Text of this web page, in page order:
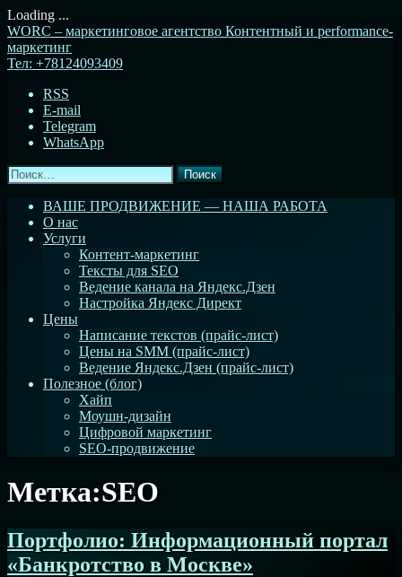
Loading ...
Перейти
к
содержимому
WORC – маркетинговое агентство Контентный и performance-
маркетинг
Тел: +78124093409
RSS
E-mail
Telegram
WhatsApp
Найти:
ВАШЕ ПРОДВИЖЕНИЕ — НАША РАБОТА
О нас
Услуги
Контент-маркетинг
Тексты для SEO
Ведение канала на Яндекс.Дзен
Настройка Яндекс Директ
Цены
Написание текстов (прайс-лист)
Цены на SMM (прайс-лист)
Ведение Яндекс.Дзен (прайс-лист)
Полезное (блог)
Хайп
Моушн-дизайн
Цифровой маркетинг
SEO-продвижение
Метка:SEO
Портфолио: Информационный портал
«Банкротство в Москве»